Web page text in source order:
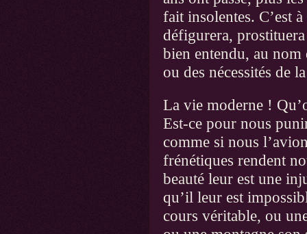
fait insolentes. C’est
défigurera,
bien entendu, au nom
ou des nécessités de
La vie moderne !
Est-ce pour nous
comme si nous
frénétiques rendent
beauté leur est une
qu’il leur est
cours véritable, ou